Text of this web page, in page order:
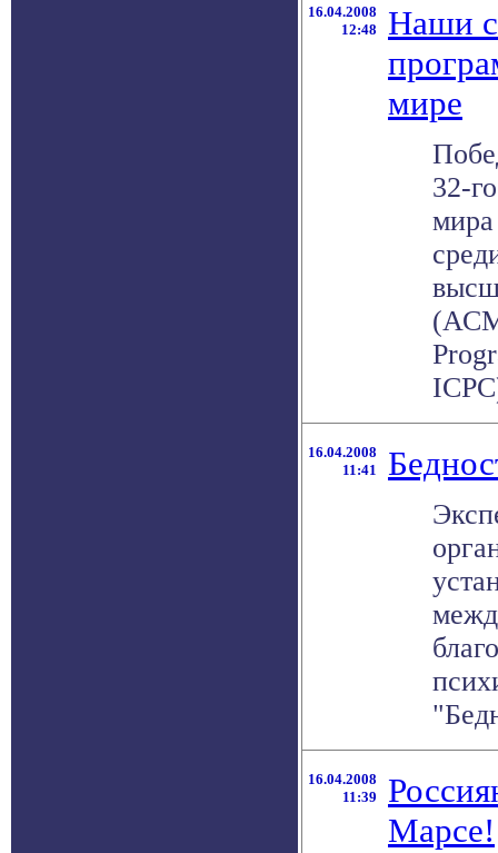
16.04.2008
12:48
Наши
мире
32-
(АСМ
16.04.2008
11:41
16.04.2008
11:39
Марсе!